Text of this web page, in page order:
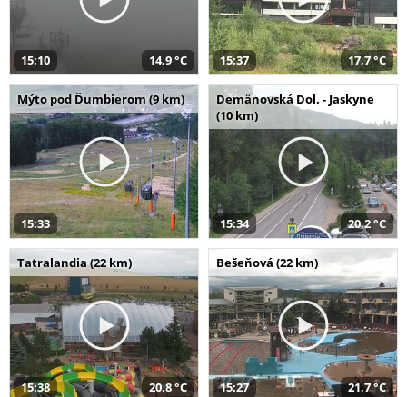
15:10 14,9 °C 15:37 17,7 °C
Mýto pod Ďumbierom (9 km)
15:33
Demänovská Dol. - Jaskyne
(10 km)
15:34 20,2 °C
Tatralandia (22 km)
15:38 20,8 °C
Bešeňová (22 km)
15:27 21,7 °C